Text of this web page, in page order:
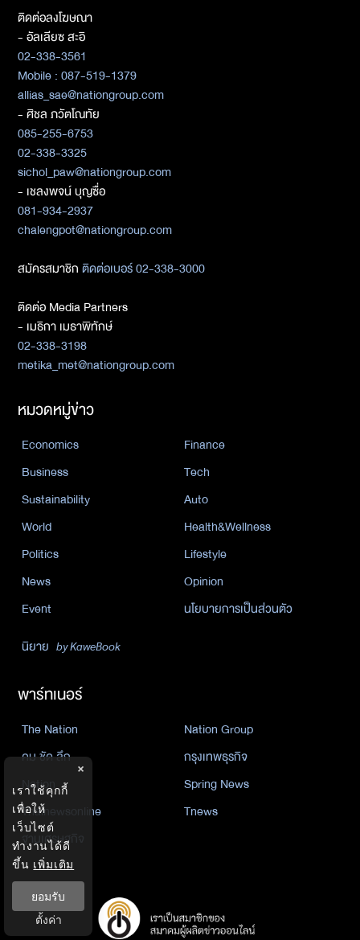
ติดต่อลงโฆษณา
- อัลเลียซ สะอิ
02-338-3561
Mobile : 087-519-1379
allias_sae@nationgroup.com
- ศิชล ภวัตโณทัย
085-255-6753
02-338-3325
sichol_paw@nationgroup.com
- เชลงพจน์ บุญซื่อ
081-934-2937
chalengpot@nationgroup.com
สมัครสมาชิกติดต่อเบอร์ 02-338-3000
ติดต่อ Media Partners
- เมธิกา เมธาพิทักษ์
02-338-3198
metika_met@nationgroup.com
หมวดหมู่ข่าว
Economics
Finance
Business
Tech
Sustainability
Auto
World
Health&Wellness
Politics
Lifestyle
News
Opinion
Event
นโยบายการเป็นส่วนตัว
นิยาย by KaweBook
พาร์ทเนอร์
The Nation
Nation Group
คม ชัด ลึก
กรุงเทพธุรกิจ
Nation
Spring News
Thainewsonline
Tnews
ฐานเศรษฐกิจ
×
เราใช้คุกกี้
เพื่อให้
เว็บไซต์
ทำงานได้ดี
ขึ้น เพิ่มเติม
ยอมรับ
ตั้งค่า